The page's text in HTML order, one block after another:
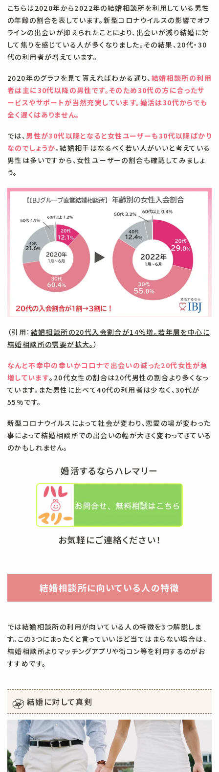
こちらは2020年から2022年の結婚相談所を利用している男性
の年齢の割合を表しています。新型コロナウイルスの影響でオフ
ラインの出会いが抑えられたことにより、出会いが減り結婚に対
して焦りを感じている人が多くなりました。その結果、20代・30
代の利用者が増えています。
2020年のグラフを見て貰えればわかる通り、 結婚相談所の利用
者は主に30代以降の男性です。そのため30代の方に合ったサ
ービスやサポートが当然充実しています。婚活は30代からでも
全く遅くはありません。
では、男性が30代以降となると女性ユーザーも30代以降ばかり
なのでしょうか。結婚相手はなるべく若い人がいいと考えている
男性は多いですから、女性ユーザーの割合も確認してみましょ
う。
（引用： 結婚相談所の20代入会割合が14％増。若年層を中心に
結婚相談所の需要が拡大。）
なんと不幸中の幸いかコロナで出会いの減った20代女性が急
増しています。20代女性の割合は20代男性の割合より多くなっ
ています。また男性に比べて40代の利用者は少なく、30代が
55%です。
新型コロナウイルスによって社会が変わり、恋愛の場が変わった
事によって結婚相談所での出会いの幅が大きく変わってきている
のかもしれません。
婚活するならハレマリー
お気軽にご連絡ください！
結婚相談所に向いている人の特徴
では結婚相談所の利用が向いている人の特徴を3つ解説しま
す。この3つにまったくと言っていいほど当てはまらない場合は、
結婚相談所よりマッチングアプリや街コン等を利用するのがお
すすめです。
結婚に対して真剣